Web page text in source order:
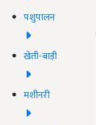
पशुपालन
खेती-बाड़ी
मशीनरी